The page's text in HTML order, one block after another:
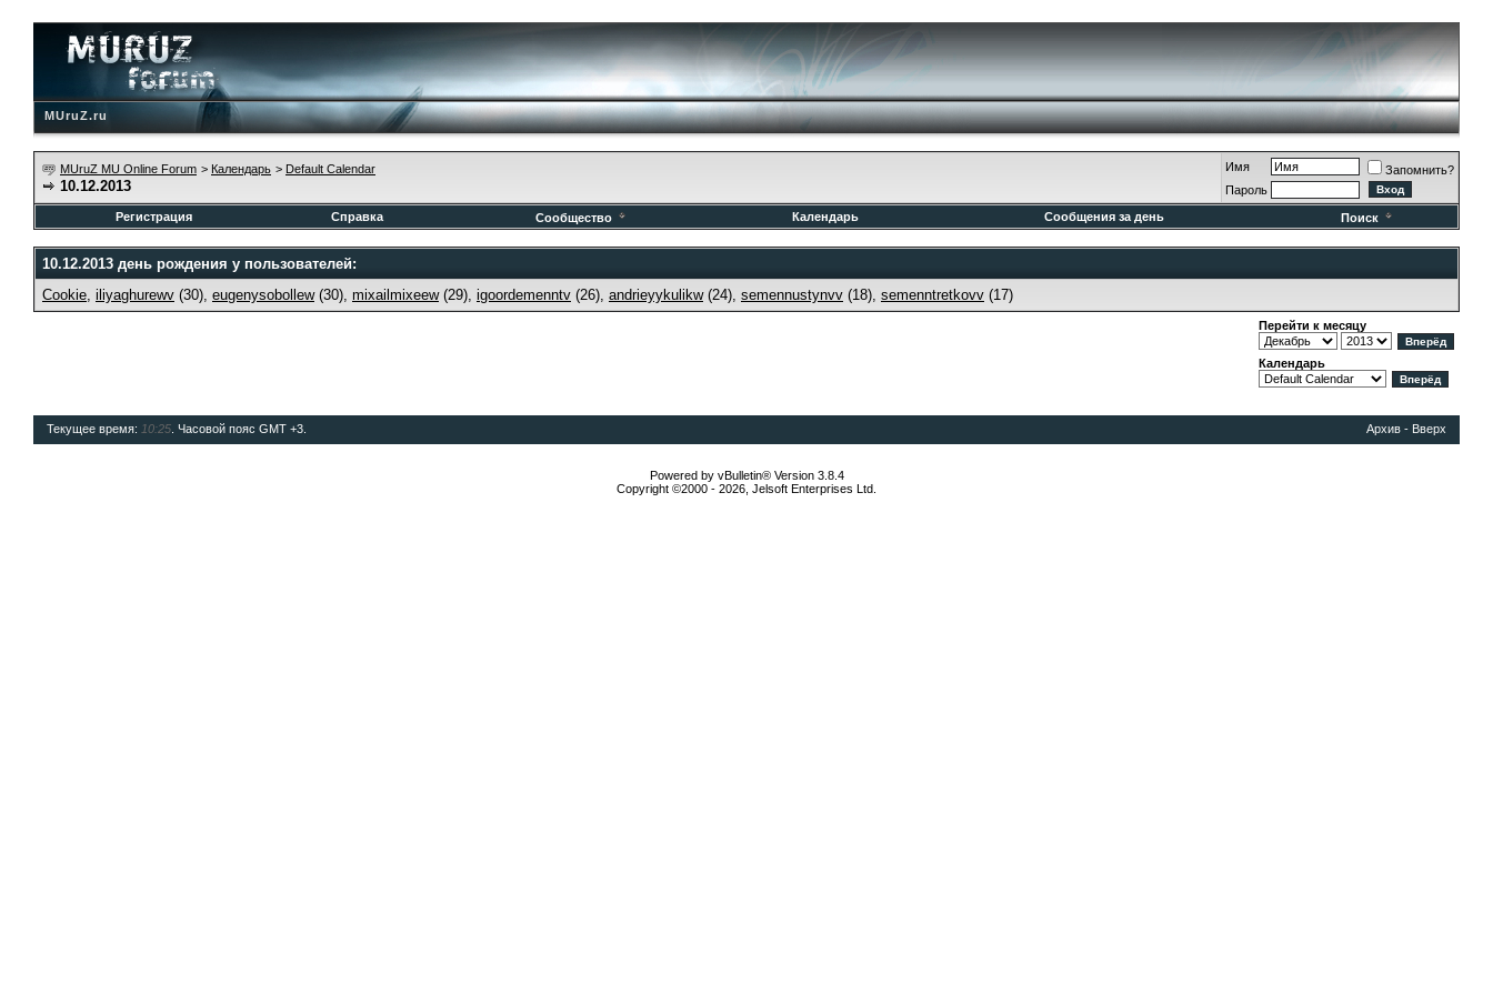
MUruZ.ru
MUruZ MU Online Forum > Календарь > Default Calendar
10.12.2013
Имя
Запомнить?
Пароль
Регистрация
Справка Сообщество Календарь Сообщения за день Поиск
10.12.2013 день рождения у пользователей:
Cookie, iliyaghurewv (30), eugenysobollew(30), mixailmixeew(29), igoordemenntv (26), andrieyykulikw(24), semennustynvv (18), semenntretkovv (17)
Перейти к месяцу
Календарь
Текущее время: 10:25 . Часовой пояс GMT +3. Архив - Вверх
Powered by vBulletin® Version 3.8.4
Copyright ©2000 - 2026, Jelsoft Enterprises Ltd.